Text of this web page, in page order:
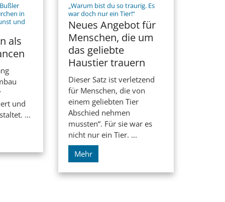
in
und
als
und
...
„Warum bist du so traurig. Es
war doch nur ein Tier!“:
Neues Angebot für
Menschen, die um
das geliebte
Haustier trauern
Dieser Satz ist verletzend
für Menschen, die von
einem geliebten Tier
Abschied nehmen
mussten“. Für sie war es
nicht nur ein Tier. ...
Mehr